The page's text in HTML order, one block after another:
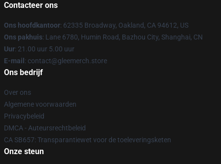
Contacteer ons
Ons hoofdkantoor: 62335 Broadway, Oakland, CA 94612, US
Ons pakhuis: Lane 6780, Humin Road, Bazhou City, Shanghai, CN
Uur: 21.00 uur 5.00 uur
E-mail : contact@gleemerch.store
Ons bedrijf
Over ons
Algemene voorwaarden
Privacybeleid
DMCA - Auteursrechtbeleid
CA SB657: Transparantiewet voor de toeleveringsketen
Onze steun